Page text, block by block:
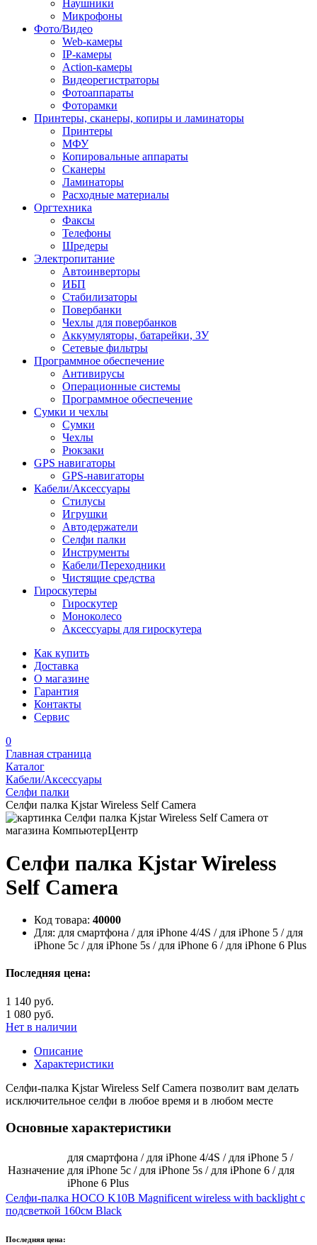
Наушники
Микрофоны
Фото/Видео
Web-камеры
IP-камеры
Action-камеры
Видеорегистраторы
Фотоаппараты
Фоторамки
Принтеры, сканеры, копиры и ламинаторы
Принтеры
МФУ
Копировальные аппараты
Сканеры
Ламинаторы
Расходные материалы
Оргтехника
Факсы
Телефоны
Шредеры
Электропитание
Автоинверторы
ИБП
Стабилизаторы
Повербанки
Чехлы для повербанков
Аккумуляторы, батарейки, ЗУ
Сетевые фильтры
Программное обеспечение
Антивирусы
Операционные системы
Программное обеспечение
Сумки и чехлы
Сумки
Чехлы
Рюкзаки
GPS навигаторы
GPS-навигаторы
Кабели/Аксессуары
Стилусы
Игрушки
Автодержатели
Селфи палки
Инструменты
Кабели/Переходники
Чистящие средства
Гироскутеры
Гироскутер
Моноколесо
Аксессуары для гироскутера
Как купить
Доставка
О магазине
Гарантия
Контакты
Сервис
0
Главная страница
Каталог
Кабели/Аксессуары
Селфи палки
Селфи палка Kjstar Wireless Self Camera
Селфи палка Kjstar Wireless
Self Camera
Код товара: 40000
Для: для смартфона / для iPhone 4/4S / для iPhone 5 / для
iPhone 5c / для iPhone 5s / для iPhone 6 / для iPhone 6 Plus
Последняя цена:
1 140 руб.
1 080 руб.
Нет в наличии
Описание
Характеристики
Селфи-палка Kjstar Wireless Self Camera позволит вам делать
исключительное селфи в любое время и в любом месте
Основные характеристики
Назначение
для смартфона / для iPhone 4/4S / для iPhone 5 /
для iPhone 5c / для iPhone 5s / для iPhone 6 / для
iPhone 6 Plus
Селфи-палка HOCO K10B Magnificent wireless with backlight с
подсветкой 160см Black
Последняя цена: